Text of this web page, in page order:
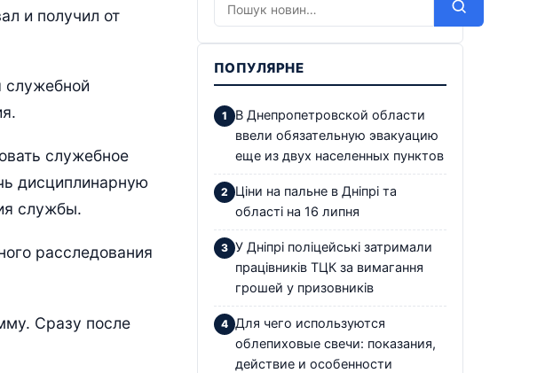
и получил от
служебной
служебное
дисциплинарную
службы.
расследования
Сразу после
ПОПУЛЯРНЕ
В Днепропетровской области
ввели обязательную эвакуацию
еще из двух населенных пунктов
Ціни на пальне в Дніпрі та
області на 16 липня
У Дніпрі поліцейські затримали
працівників ТЦК за вимагання
грошей у призовників
Для чего используются
облепиховые свечи: показания,
действие и особенности